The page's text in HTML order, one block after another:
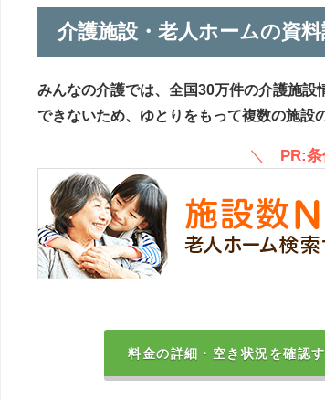
介護施設・老人ホームの資
みんなの介護では、全国30万件の介護施設
できないため、ゆとりをもって複数の施設
＼ PR:
料金の詳細・空き状況を確認す